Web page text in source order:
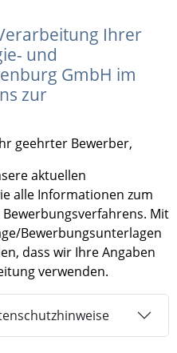
Ihrer
und
GmbH im
zur
geehrter Bewerber,
aktuellen
alle Informationen zum
Mit
Bewerbungsunterlagen
dass wir Ihre Angaben
verwenden.